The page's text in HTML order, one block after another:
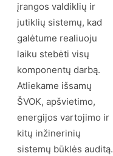
įrangos valdiklių ir
jutiklių sistemų, kad
galėtume realiuoju
laiku stebėti visų
komponentų darbą.
Atliekame išsamų
ŠVOK, apšvietimo,
energijos vartojimo ir
kitų inžinerinių
sistemų būklės auditą.